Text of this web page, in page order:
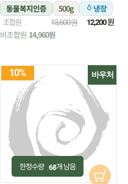
동물복지인증
500g 냉장
조합원 13,600원 12,200원
비조합원 14,960원
바우처
10%
한정수량 68개 남음